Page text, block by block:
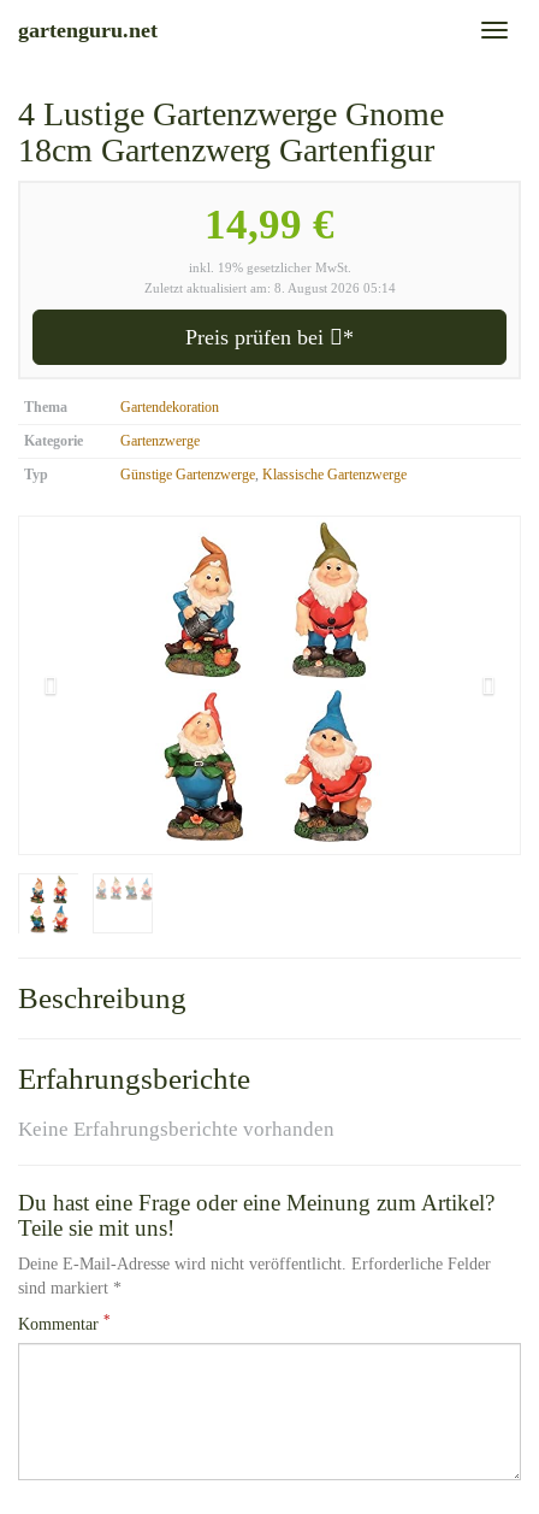
Toggle
gartenguru.net
4 Lustige Gartenzwerge Gnome
18cm Gartenzwerg Gartenfigur
14,99 €
inkl. 19% gesetzlicher MwSt.
Zuletzt aktualisiert am: 8. August 2026 05:14
Preis prüfen bei *
Thema
Gartendekoration
Kategorie
Gartenzwerge
Typ
Günstige Gartenzwerge, Klassische Gartenzwerge
Beschreibung
Erfahrungsberichte
Keine Erfahrungsberichte vorhanden
Du hast eine Frage oder eine Meinung zum Artikel?
Teile sie mit uns!
Deine E-Mail-Adresse wird nicht veröffentlicht. Erforderliche Felder
sind markiert *
Kommentar *